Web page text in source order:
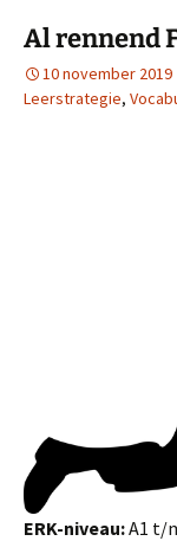
Al rennend
10 november 2019
Leerstrategie,
ERK-niveau:A1 t/